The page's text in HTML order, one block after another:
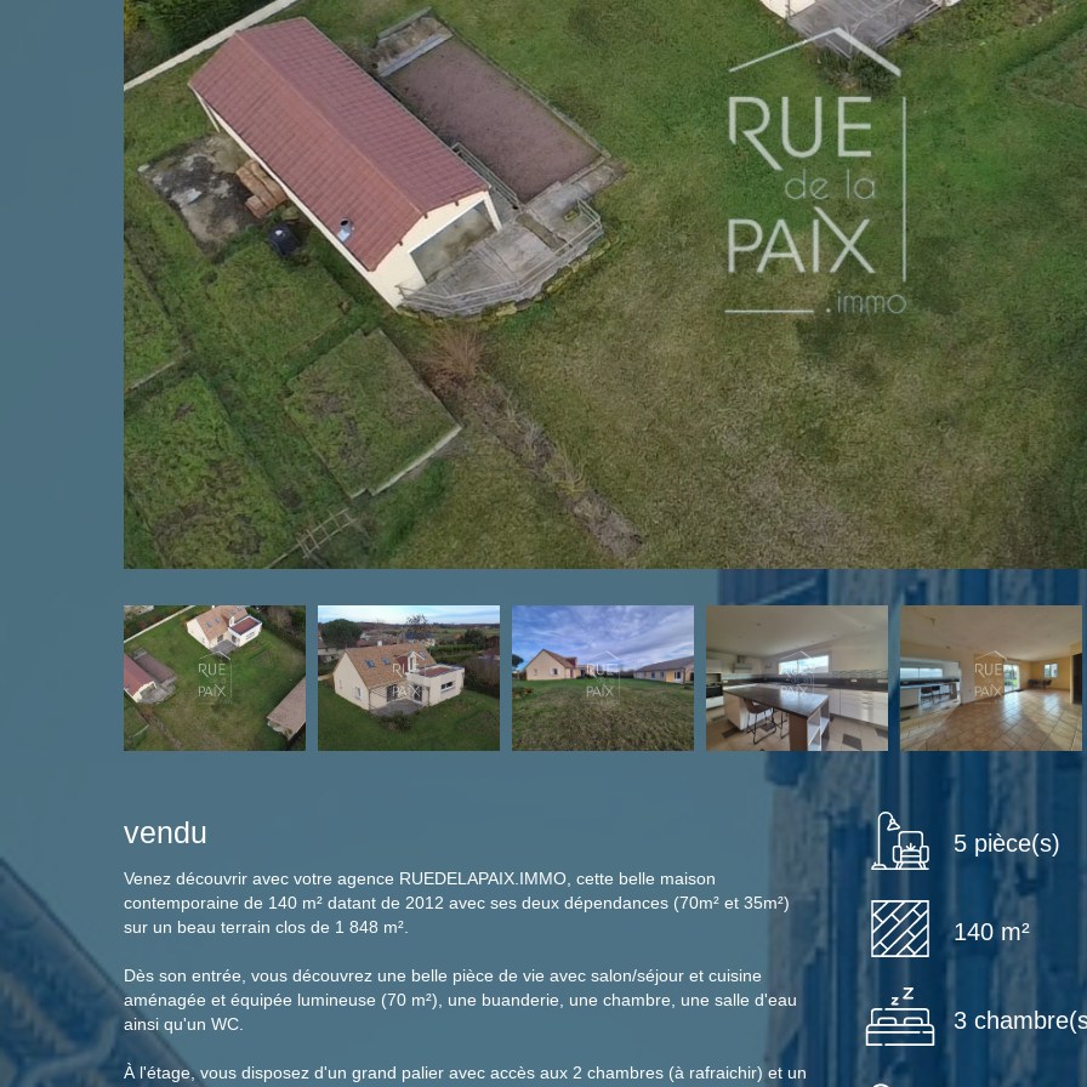
vendu
Venez découvrir avec votre agence RUEDELAPAIX.IMMO, cette belle maison
contemporaine de 140 m² datant de 2012 avec ses deux dépendances (70m² et 35m²)
sur un beau terrain clos de 1 848 m².
Dès son entrée, vous découvrez une belle pièce de vie avec salon/séjour et cuisine
aménagée et équipée lumineuse (70 m²), une buanderie, une chambre, une salle d'eau
ainsi qu'un WC.
À l'étage, vous disposez d'un grand palier avec accès aux 2 chambres (à rafraichir) et un
5 pièce(s)
140 m²
3